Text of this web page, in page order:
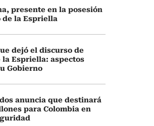
presente en la posesión
de la Espriella
dejó el discurso de
la Espriella: aspectos
Gobierno
anuncia que destinará
para Colombia en